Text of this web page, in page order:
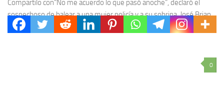
Compartilo con“No me acuerdo lo que pasó anoche”, declaró el
sospechoso de balear a una mujer policía y a su sobrina. José Brian
López, se...
0